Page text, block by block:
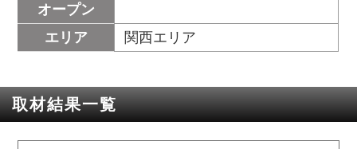
オープン
エリア
関西エリア
取材結果一覧